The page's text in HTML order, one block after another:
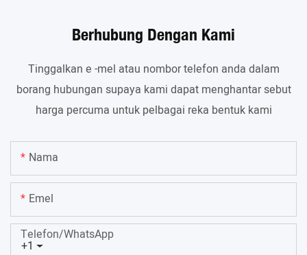
Berhubung Dengan Kami
Tinggalkan e -mel atau nombor telefon anda dalam
borang hubungan supaya kami dapat menghantar sebut
harga percuma untuk pelbagai reka bentuk kami
Nama
Emel
+1
Telefon/WhatsApp